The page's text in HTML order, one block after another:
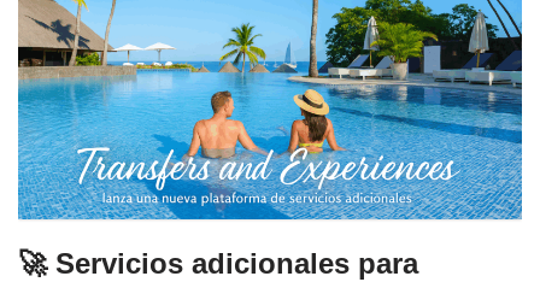
🚀 Servicios adicionales para